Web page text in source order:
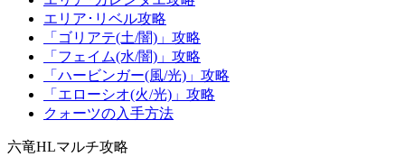
エリア･リベル攻略
「ゴリアテ(土/闇)」攻略
「フェイム(水/闇)」攻略
「ハービンガー(風/光)」攻略
「エローシオ(火/光)」攻略
クォーツの入手方法
六竜HLマルチ攻略